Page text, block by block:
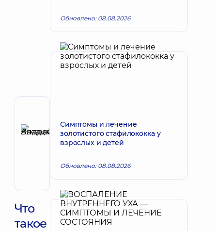
Рецензент
Басацкий
Андрей
Хирург
Запись к врачу
Что
такое
Обновлено: 08.08.2026
Симптомы и лечение
золотистого стафилококка у
взрослых и детей
Обновлено: 08.08.2026